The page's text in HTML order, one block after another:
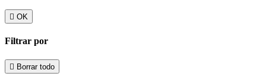
 OK
Filtrar por
 Borrar todo